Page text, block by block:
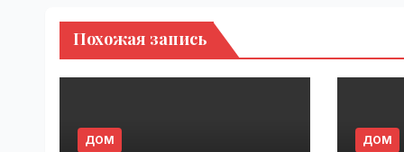
Похожая запись
ДОМ ДОМ